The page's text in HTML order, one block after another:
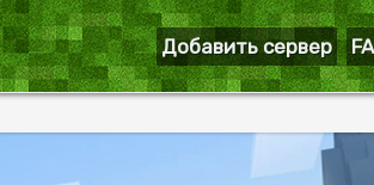
Добавить сервер